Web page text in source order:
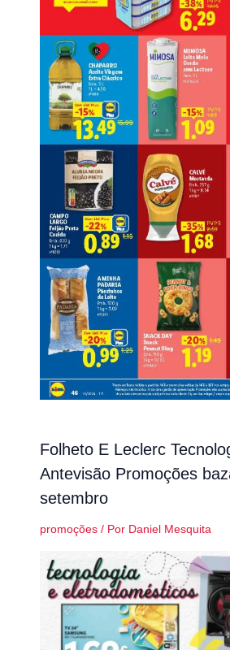
Folheto E Leclerc
Antevisão Promoções
setembro
promoções/ Por Daniel Mesquita